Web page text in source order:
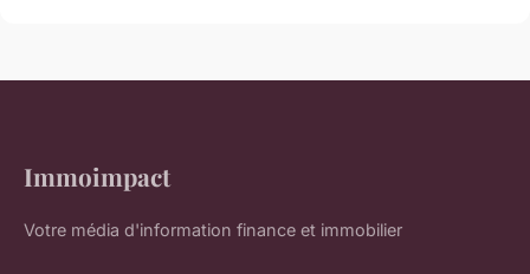
Immoimpact
Votre média d'information finance et immobilier